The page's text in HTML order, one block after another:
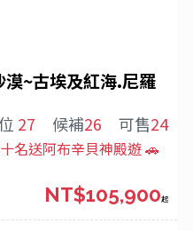
漠~古埃及紅海.尼羅
27 候補26 可售24
名送阿布辛貝神殿遊 🚗
NT$105,900起